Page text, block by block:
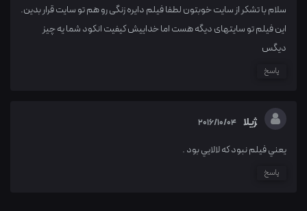
سلام با تشکر از سایت خوبتون لطفا فیلم دایره زنگی رو هم تو سایت قرار بدین.
این فیلم تو سایتهای دیگه هست اما خداییش کیفیت انکود شما یه چیز
دیگس
پاسخ
‍‍ژيلا 2016/10/04
يعني فيلم نبود كه لالايي بود .
پاسخ